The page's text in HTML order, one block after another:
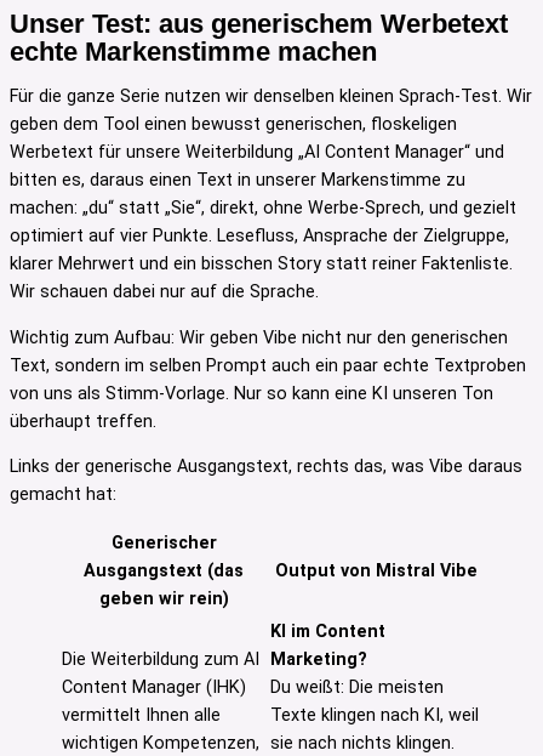
Unser Test: aus generischem Werbetext
echte Markenstimme machen
Für die ganze Serie nutzen wir denselben kleinen Sprach-Test. Wir
geben dem Tool einen bewusst generischen, floskeligen
Werbetext für unsere Weiterbildung „AI Content Manager“ und
bitten es, daraus einen Text in unserer Markenstimme zu
machen: „du“ statt „Sie“, direkt, ohne Werbe-Sprech, und gezielt
optimiert auf vier Punkte. Lesefluss, Ansprache der Zielgruppe,
klarer Mehrwert und ein bisschen Story statt reiner Faktenliste.
Wir schauen dabei nur auf die Sprache.
Wichtig zum Aufbau: Wir geben Vibe nicht nur den generischen
Text, sondern im selben Prompt auch ein paar echte Textproben
von uns als Stimm-Vorlage. Nur so kann eine KI unseren Ton
überhaupt treffen.
Links der generische Ausgangstext, rechts das, was Vibe daraus
gemacht hat:
Generischer
Ausgangstext (das
geben wir rein)
Output von Mistral Vibe
Die Weiterbildung zum AI
Content Manager (IHK)
vermittelt Ihnen alle
wichtigen Kompetenzen,
KI im Content
Marketing?
Du weißt: Die meisten
Texte klingen nach KI, weil
sie nach nichts klingen.